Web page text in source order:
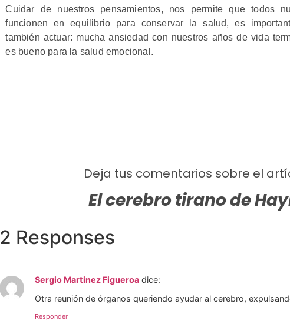
Cuidar de nuestros pensamientos, nos permite que todos
funcionen en equilibrio para conservar la salud, es
también actuar: mucha ansiedad con nuestros años de vida
es bueno para la salud emocional.
Deja tus comentarios sobre el
El cerebro tirano de
2 Responses
Sergio Martinez Figueroa dice:
Otra reunión de órganos queriendo ayudar al cerebro,
Responder